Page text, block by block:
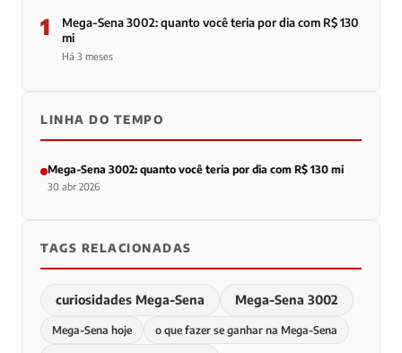
1
Mega-Sena 3002: quanto você teria por dia com R$ 130
mi
Há 3 meses
LINHA DO TEMPO
Mega-Sena 3002: quanto você teria por dia com R$ 130 mi
30 abr 2026
TAGS RELACIONADAS
curiosidades Mega-Sena Mega-Sena 3002
Mega-Sena hoje o que fazer se ganhar na Mega-Sena